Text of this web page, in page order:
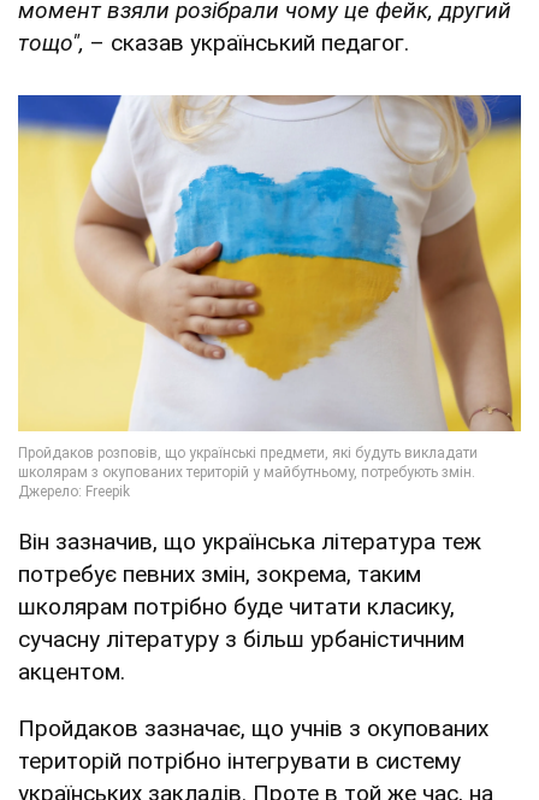
момент взяли розібрали чому це фейк, другий
тощо", – сказав український педагог.
Він зазначив, що українська література теж
потребує певних змін, зокрема, таким
школярам потрібно буде читати класику,
сучасну літературу з більш урбаністичним
акцентом.
Пройдаков зазначає, що учнів з окупованих
територій потрібно інтегрувати в систему
українських закладів. Проте в той же час, на